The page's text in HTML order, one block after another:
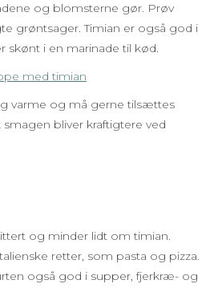
og blomsterne gør. Prøv
grøntsager. Timian er også god i
skønt i en marinade til kød.
med timian
varme og må gerne tilsættes
smagen bliver kraftigtere ved
og minder lidt om timian.
retter, som pasta og pizza.
også god i supper, fjerkræ- og